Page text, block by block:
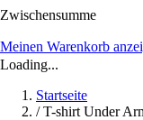
Zwischensumme
Meinen Warenkorb
Loading...
Startseite
/ T-shirt Under